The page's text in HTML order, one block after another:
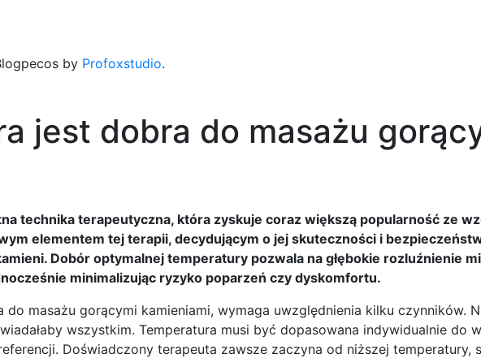
by Profoxstudio.
jest dobra do masażu
technika terapeutyczna, która zyskuje coraz większą popularność ze
elementem tej terapii, decydującym o jej skuteczności i
Dobór optymalnej temperatury pozwala na głębokie rozluźnienie
minimalizując ryzyko poparzeń czy dyskomfortu.
masażu gorącymi kamieniami, wymaga uwzględnienia kilku czynników.
wszystkim. Temperatura musi być dopasowana indywidualnie do
Doświadczony terapeuta zawsze zaczyna od niższej temperatury,